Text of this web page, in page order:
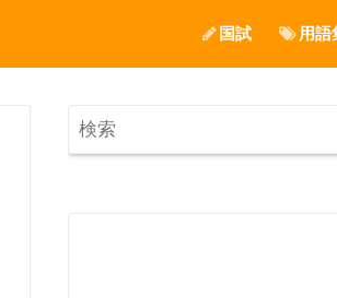
国試 用語